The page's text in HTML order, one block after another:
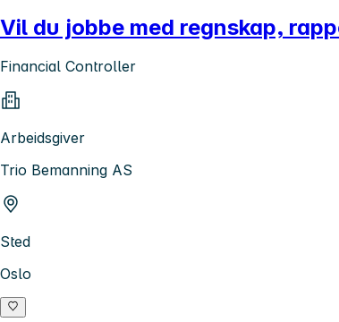
Vil du jobbe med regnskap,
Financial Controller
Arbeidsgiver
Trio Bemanning AS
Sted
Oslo